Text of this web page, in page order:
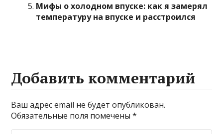
Мифы о холодном впуске: как я замерял
температуру на впуске и расстроился
Добавить комментарий
Ваш адрес email не будет опубликован.
Обязательные поля помечены*